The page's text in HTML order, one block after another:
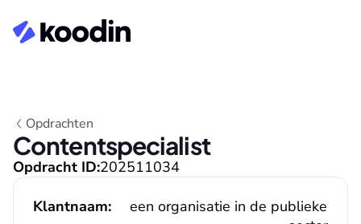
Opdrachten
Contentspecialist
Opdracht ID:202511034
Klantnaam:
een organisatie in de publieke